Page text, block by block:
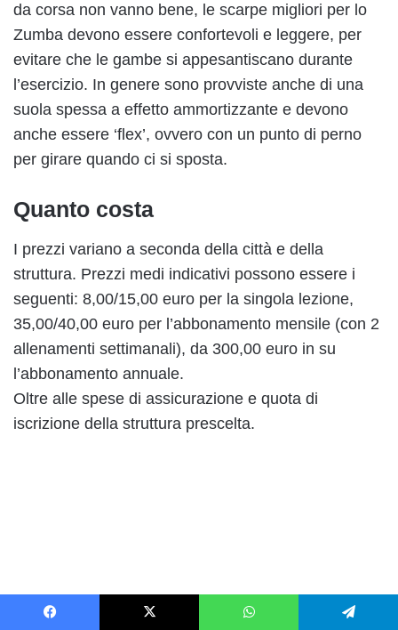
da corsa non vanno bene, le scarpe migliori per lo
Zumba devono essere confortevoli e leggere, per
evitare che le gambe si appesantiscano durante
l’esercizio. In genere sono provviste anche di una
suola spessa a effetto ammortizzante e devono
anche essere ‘flex’, ovvero con un punto di perno
per girare quando ci si sposta.
Quanto costa
I prezzi variano a seconda della città e della
struttura. Prezzi medi indicativi possono essere i
seguenti: 8,00/15,00 euro per la singola lezione,
35,00/40,00 euro per l’abbonamento mensile (con 2
allenamenti settimanali), da 300,00 euro in su
l’abbonamento annuale.
Oltre alle spese di assicurazione e quota di
iscrizione della struttura prescelta.